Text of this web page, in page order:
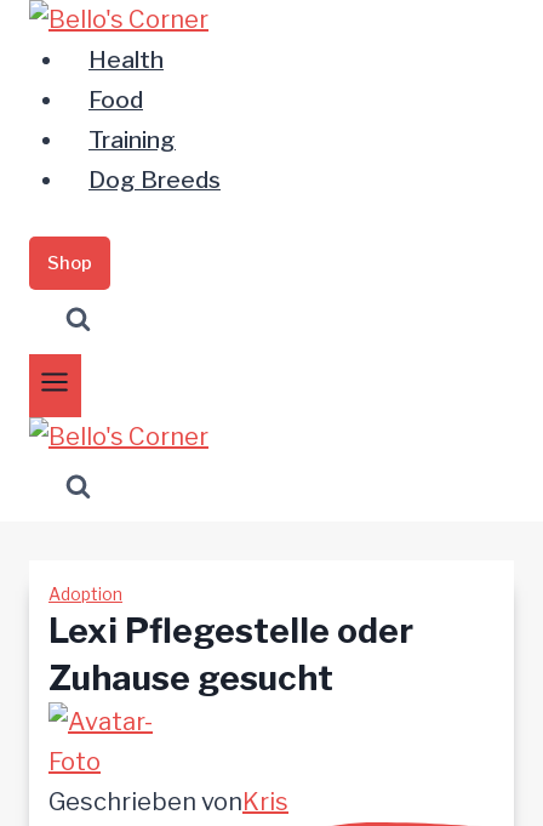
Zum
Inhalt
springen
Health
Food
Training
Dog Breeds
Shop
Adoption
Lexi Pflegestelle oder
Zuhause gesucht
Geschrieben vonKris